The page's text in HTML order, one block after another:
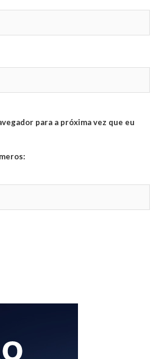
para a próxima vez que eu